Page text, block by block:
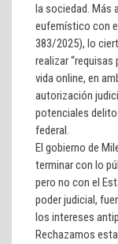
la sociedad. Más
eufemístico con
383/2025), lo
realizar “requisas
vida online, en
autorización
potenciales
federal.
El gobierno de
terminar con lo
pero no con el
poder judicial,
los intereses
Rechazamos